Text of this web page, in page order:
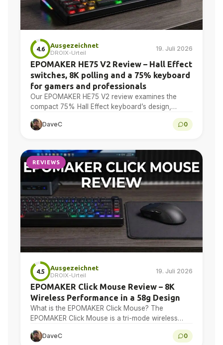
4.6
Ausgezeichnet
DROIX-Urteil
19. Juli 2026
EPOMAKER HE75 V2 Review – Hall Effect
switches, 8K polling and a 75% keyboard
for gamers and professionals
Our EPOMAKER HE75 V2 review examines the
compact 75% Hall Effect keyboard’s design,
adjustable actuation, sound treatment, 8K polling,
software, battery and multi-device connectivity.
DaveC 0
REVIEWS
4.5
Ausgezeichnet
DROIX-Urteil
19. Juli 2026
EPOMAKER Click Mouse Review – 8K
Wireless Performance in a 58g Design
What is the EPOMAKER Click Mouse? The
EPOMAKER Click Mouse is a tri-mode wireless
gaming mouse with a PAW3950 optical sensor, a
58g chassis,...
DaveC 0